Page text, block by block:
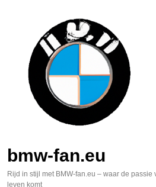
bmw-fan.eu
Rijd in stijl met BMW-fan.eu – waar de passie
leven komt